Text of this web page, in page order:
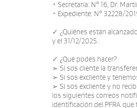
• Secretaría: N° 16, Dr.
• Expediente: N° 32228/
✓ ¿Quiénes están
y el 31/12/2025.
✓ ¿Qué podés hacer?
➢ Si sos cliente la
➢ Si sos excliente y
➢ Si sos excliente y no
los siguientes correos
identificación del PFRA